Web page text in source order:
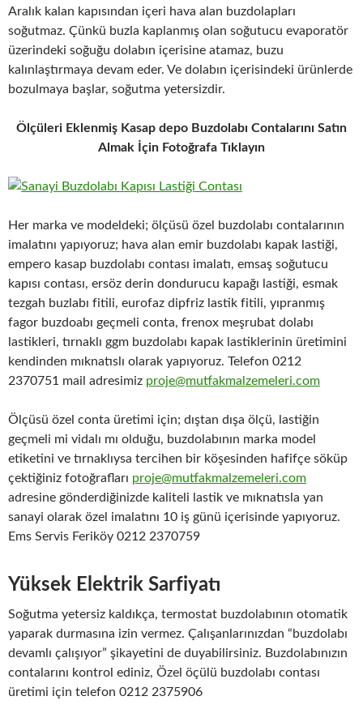
Aralık kalan kapısından içeri hava alan buzdolapları
soğutmaz. Çünkü buzla kaplanmış olan soğutucu evaporatör
üzerindeki soğuğu dolabın içerisine atamaz, buzu
kalınlaştırmaya devam eder. Ve dolabın içerisindeki ürünlerde
bozulmaya başlar, soğutma yetersizdir.
Ölçüleri Eklenmiş Kasap depo Buzdolabı Contalarını Satın
Almak İçin Fotoğrafa Tıklayın
Her marka ve modeldeki; ölçüsü özel buzdolabı contalarının
imalatını yapıyoruz; hava alan emir buzdolabı kapak lastiği,
empero kasap buzdolabı contası imalatı, emsaş soğutucu
kapısı contası, ersöz derin dondurucu kapağı lastiği, esmak
tezgah buzlabı fitili, eurofaz dipfriz lastik fitili, yıpranmış
fagor buzdoabı geçmeli conta, frenox meşrubat dolabı
lastikleri, tırnaklı ggm buzdolabı kapak lastiklerinin üretimini
kendinden mıknatıslı olarak yapıyoruz. Telefon 0212
2370751 mail adresimiz proje@mutfakmalzemeleri.com
Ölçüsü özel conta üretimi için; dıştan dışa ölçü, lastiğin
geçmeli mi vidalı mı olduğu, buzdolabının marka model
etiketini ve tırnaklıysa tercihen bir köşesinden hafifçe söküp
çektiğiniz fotoğrafları proje@mutfakmalzemeleri.com
adresine gönderdiğinizde kaliteli lastik ve mıknatısla yan
sanayi olarak özel imalatını 10 iş günü içerisinde yapıyoruz.
Ems Servis Feriköy 0212 2370759
Yüksek Elektrik Sarfiyatı
Soğutma yetersiz kaldıkça, termostat buzdolabının otomatik
yaparak durmasına izin vermez. Çalışanlarınızdan “buzdolabı
devamlı çalışıyor” şikayetini de duyabilirsiniz. Buzdolabınızın
contalarını kontrol ediniz, Özel öçülü buzdolabı contası
üretimi için telefon 0212 2375906